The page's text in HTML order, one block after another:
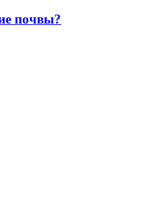
почвы?